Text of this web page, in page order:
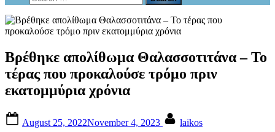
for:
Βρέθηκε απολίθωμα Θαλασσοτιτάνα – Το
τέρας που προκαλούσε τρόμο πριν
εκατομμύρια χρόνια
on
August 25, 2022November 4, 2023 laikos